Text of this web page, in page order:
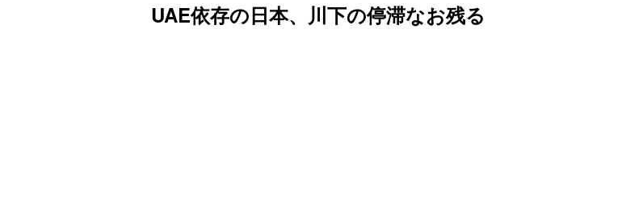
UAE依存の日本、川下の停滞なお残る